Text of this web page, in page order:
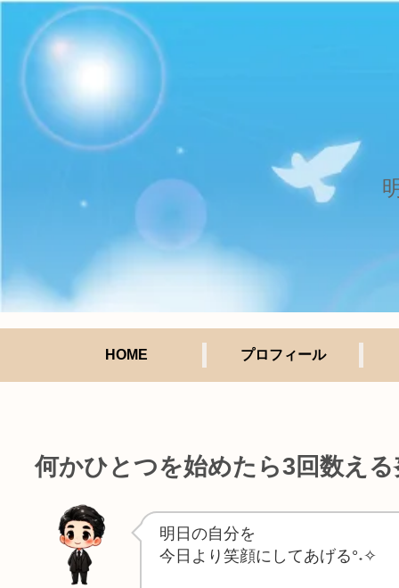
HOME プロフィール
何かひとつを始めたら3回数え
明日の自分を
今日より笑顔にしてあげる°˖✧